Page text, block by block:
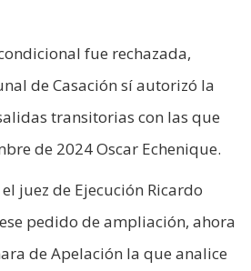
fue rechazada,
de Casación sí autorizó la
transitorias con las que
de 2024 Oscar Echenique.
juez de Ejecución Ricardo
pedido de ampliación, ahora
de Apelación la que analice